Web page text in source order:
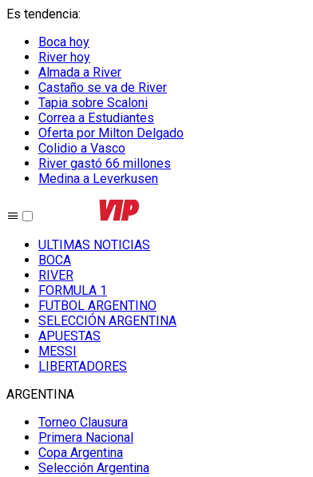
Es tendencia:
Boca hoy
River hoy
Almada a River
Castaño se va de River
Tapia sobre Scaloni
Correa a Estudiantes
Oferta por Milton Delgado
Colidio a Vasco
River gastó 66 millones
Medina a Leverkusen
ULTIMAS NOTICIAS
BOCA
RIVER
FORMULA 1
FUTBOL ARGENTINO
SELECCIÓN ARGENTINA
APUESTAS
MESSI
LIBERTADORES
ARGENTINA
Torneo Clausura
Primera Nacional
Copa Argentina
Selección Argentina